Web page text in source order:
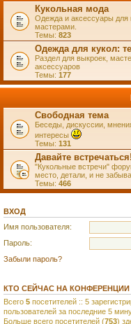
Кукольная мода
Одежда и аксессуары
мастерами.
Темы: 823
Одежда для кукол:
Раздел для выкроек,
аксессуаров
Темы: 177
Свободная тема
Беседы, дискуссии,
интересы
Темы: 131
Давайте встречаться!
"Кукольные встречи"
место, детали, и не
Темы: 466
ВХОД
Имя пользователя:
Пароль:
Забыли пароль?
КТО СЕЙЧАС НА КОНФЕРЕНЦИИ
Всего 5 посетителей :: 5
пользователей за последние 5
Больше всего посетителей (753)